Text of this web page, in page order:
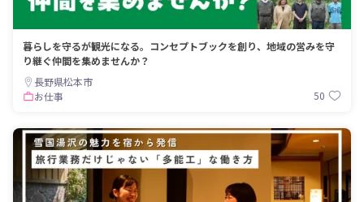
暮らしを守るが観光になる。コンセプトブックを創り、地域の営みを守
り継ぐ仲間を集めませんか？
長野県松本市
お仕事
50